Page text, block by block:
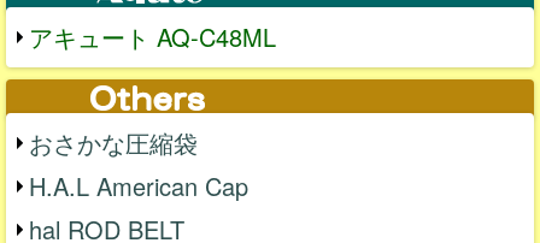
アキュート AQ-C48ML
おさかな圧縮袋
H.A.L American Cap
hal ROD BELT